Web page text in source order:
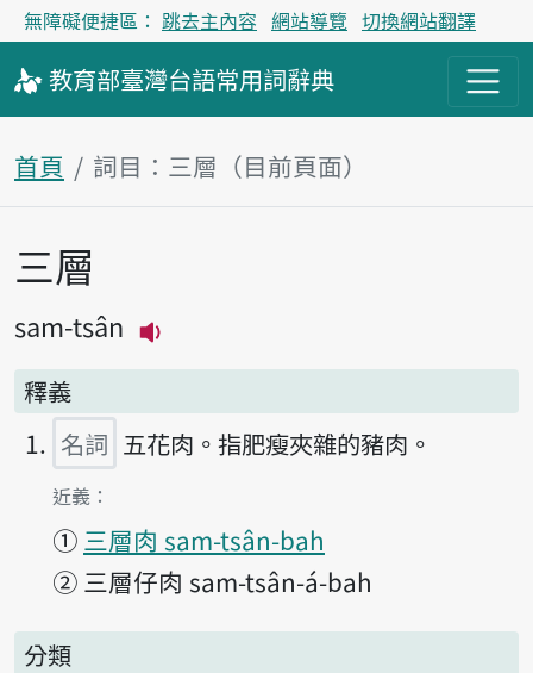
無障礙便捷區： 跳去主內容 網站導覽 切換網站翻譯
教育部臺灣台語常用詞辭典
首頁 詞目：三層（目前頁面）
主內容區塊
三層
sam-tsân
釋義
名詞 五花肉。指肥瘦夾雜的豬肉。
第1項釋義的
近義：
① 三層肉 sam-tsân-bah
② 三層仔肉 sam-tsân-á-bah
分類